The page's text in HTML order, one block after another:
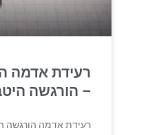
רעידת אדמה
– הורגשה